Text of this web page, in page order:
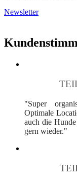
Newsletter
"Super
Optimale
auch die
gern wieder."